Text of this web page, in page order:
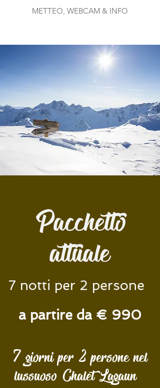
METTEO, WEBCAM & INFO
Pacchetto
attuale
7 notti per 2 persone
a partire da € 990
7 giorni per 2 persone nel
lussuoso Chalet Lagaun